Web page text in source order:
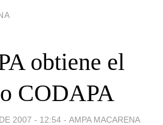
obtiene el
CODAPA
2007 - 12:54 - AMPA MACARENA